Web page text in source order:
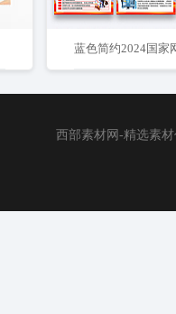
西部素材网-精选素